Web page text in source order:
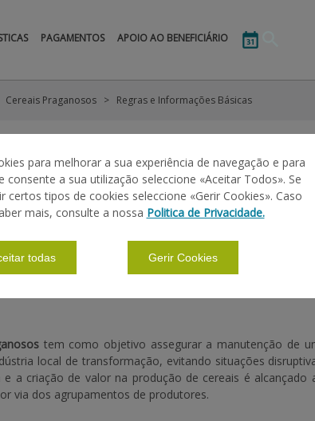
PAGAMENTOS APOIO AO BENEFICIÁRIO
Cereais Praganosos Regras e Informações Básicas
– INTERVENÇÃO A.1.2.7
PERGUNTAS FREQUENTES LEGISLAÇÃO
tem como objetivo assegurar a manutenção de
local de transformação, evitando situações
a criação de valor na produção de cereais é
via dos agrupamentos de produtores.
para melhorar a sua experiência de navegação e para
consente a sua utilização seleccione «Aceitar Todos». Se
certos tipos de cookies seleccione «Gerir Cookies». Caso
mais, consulte a nossa Politica de Privacidade.
todas Gerir Cookies